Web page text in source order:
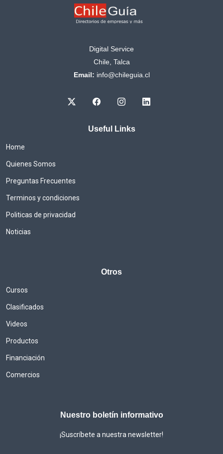
Digital Service
Chile, Talca
Email: info@chileguia.cl
Useful Links
Home
Quienes Somos
Preguntas Frecuentes
Terminos y condiciones
Politicas de privacidad
Noticias
Otros
Cursos
Clasificados
Videos
Productos
Financiación
Comercios
Nuestro boletín informativo
¡Suscríbete a nuestra newsletter!